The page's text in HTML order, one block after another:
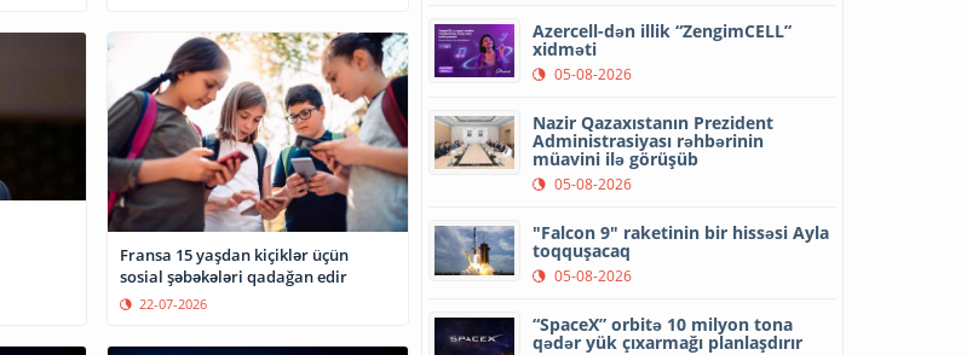
Fransa 15 yaşdan kiçiklər üçün
sosial şəbəkələri qadağan edir
22-07-2026
Azercell-dən illik “ZengimCELL”
xidməti
05-08-2026
Nazir Qazaxıstanın Prezident
Administrasiyası rəhbərinin
müavini ilə görüşüb
05-08-2026
"Falcon 9" raketinin bir hissəsi Ayla
toqquşacaq
05-08-2026
“SpaceX” orbitə 10 milyon tona
qədər yük çıxarmağı planlaşdırır